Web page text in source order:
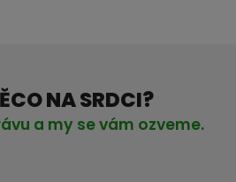
NA SRDCI?
a my se vám ozveme.